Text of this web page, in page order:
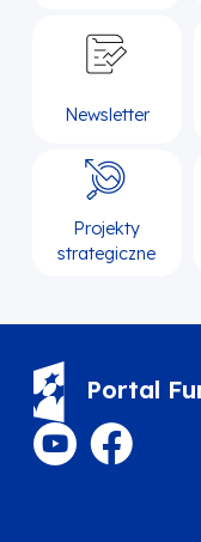
Newsletter
Projekty
strategiczne
Portal